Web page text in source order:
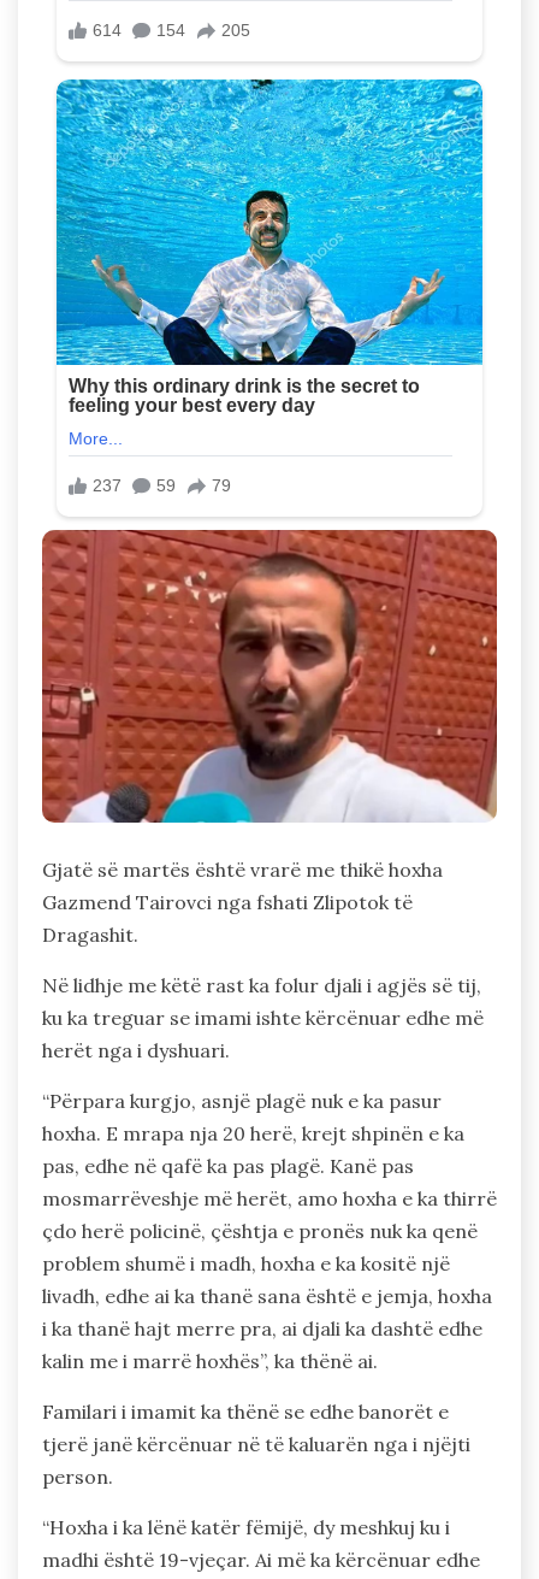
Gjatë së martës është vrarë me thikë hoxha
Gazmend Tairovci nga fshati Zlipotok të
Dragashit.
Në lidhje me këtë rast ka folur djali i agjës së tij,
ku ka treguar se imami ishte kërcënuar edhe më
herët nga i dyshuari.
“Përpara kurgjo, asnjë plagë nuk e ka pasur
hoxha. E mrapa nja 20 herë, krejt shpinën e ka
pas, edhe në qafë ka pas plagë. Kanë pas
mosmarrëveshje më herët, amo hoxha e ka thirrë
çdo herë policinë, çështja e pronës nuk ka qenë
problem shumë i madh, hoxha e ka kositë një
livadh, edhe ai ka thanë sana është e jemja, hoxha
i ka thanë hajt merre pra, ai djali ka dashtë edhe
kalin me i marrë hoxhës”, ka thënë ai.
Familari i imamit ka thënë se edhe banorët e
tjerë janë kërcënuar në të kaluarën nga i njëjti
person.
“Hoxha i ka lënë katër fëmijë, dy meshkuj ku i
madhi është 19-vjeçar. Ai më ka kërcënuar edhe